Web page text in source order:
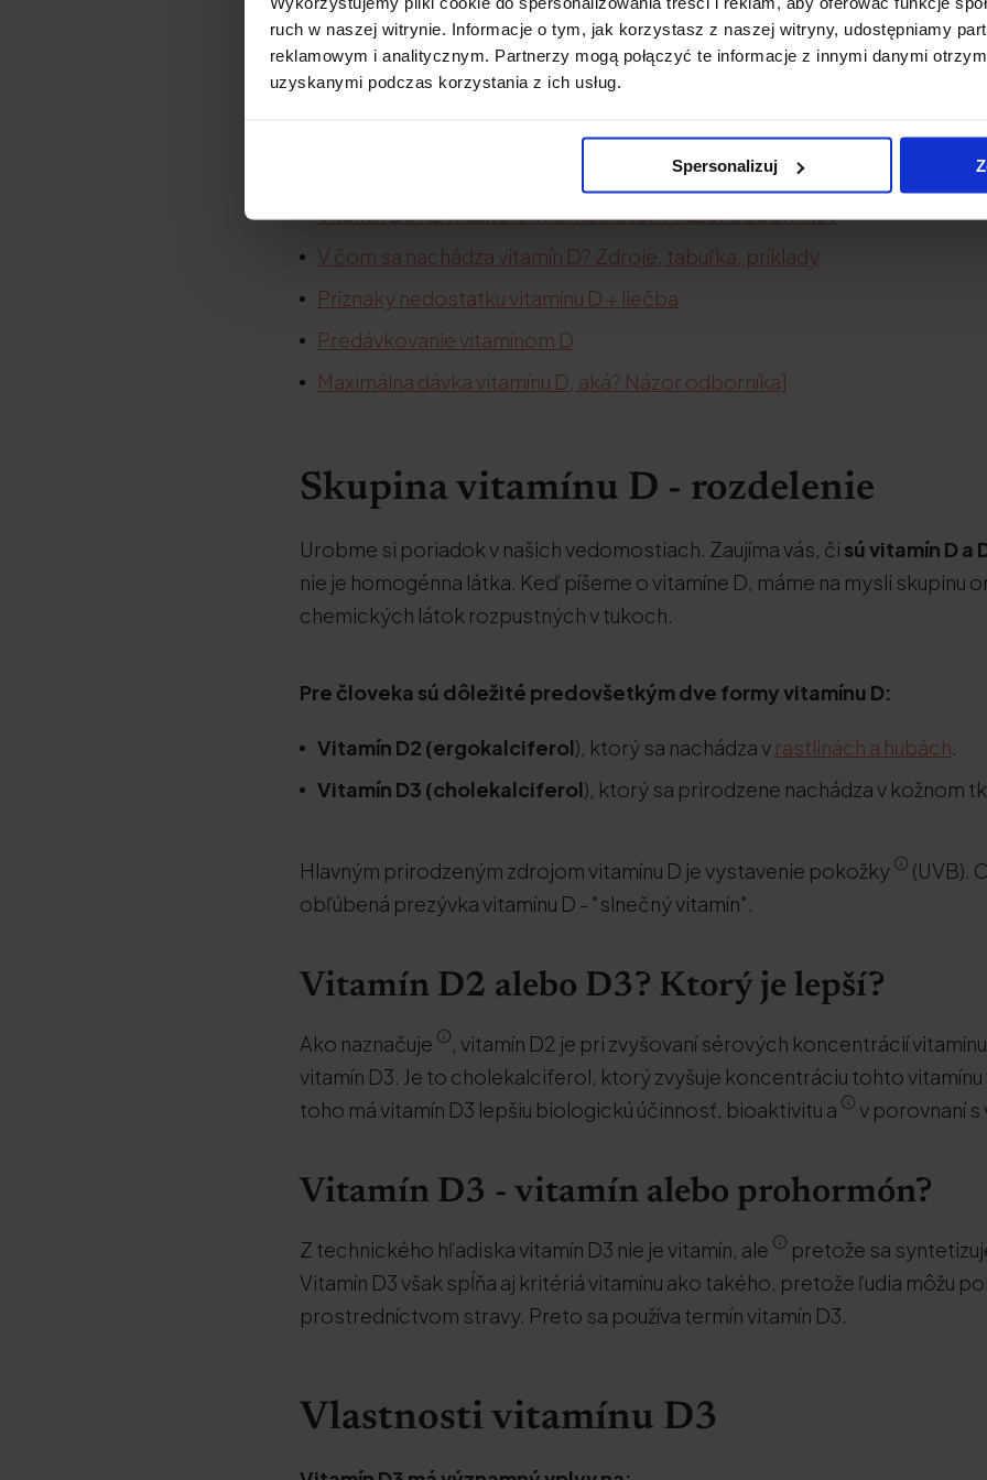
ruch w naszej witrynie. Informacje o tym, jak korzystasz z naszej witryny, udostępniamy
reklamowym i analitycznym. Partnerzy mogą połączyć te informacje z innymi danymi
uzyskanymi podczas korzystania z ich usług.
Spersonalizuj
Kvapky s vitamínom D3
Dávkovanie vitamínu D + normy a odporúčania
Vitamín D3 K2 musíte ich kombinovať + názor odborníkov
V čom sa nachádza vitamín D? Zdroje, tabuľka, príklady
Príznaky nedostatku vitamínu D + liečba
Predávkovanie vitamínom D
Maximálna dávka vitamínu D, aká? Názor odborníka]
Skupina vitamínu D - rozdelenie
Urobme si poriadok v našich vedomostiach. Zaujíma vás, či sú vitamín D a
nie je homogénna látka. Keď píšeme o vitamíne D, máme na mysli skupinu
chemických látok rozpustných v tukoch.
Pre človeka sú dôležité predovšetkým dve formy vitamínu D:
Vitamín D2 (ergokalciferol), ktorý sa nachádza v rastlinách a hubách.
Vitamín D3 (cholekalciferol), ktorý sa prirodzene nachádza v kožnom
Hlavným prirodzeným zdrojom vitamínu D je vystavenie pokožky
(UVB).
obľúbená prezývka vitamínu D - "slnečný vitamín".
Vitamín D2 alebo D3? Ktorý je lepší?
Ako naznačuje
, vitamín D2 je pri zvyšovaní sérových koncentrácií
vitamín D3. Je to cholekalciferol, ktorý zvyšuje koncentráciu tohto vitamínu
toho má vitamín D3 lepšiu biologickú účinnosť, bioaktivitu a
v porovnaní
Vitamín D3 - vitamín alebo prohormón?
Z technického hľadiska vitamín D3 nie je vitamín, ale
pretože sa
Vitamín D3 však spĺňa aj kritériá vitamínu ako takého, pretože ľudia môžu
prostredníctvom stravy. Preto sa používa termín vitamín D3.
Vlastnosti vitamínu D3